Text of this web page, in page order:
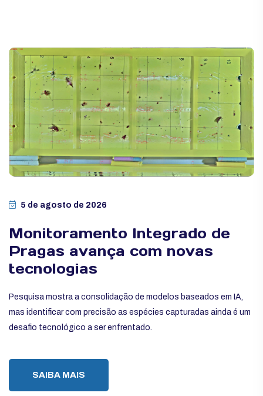
5 de agosto de 2026
Monitoramento Integrado de
Pragas avança com novas
tecnologias
Pesquisa mostra a consolidação de modelos baseados em IA,
mas identificar com precisão as espécies capturadas ainda é um
desafio tecnológico a ser enfrentado.
SAIBA MAIS